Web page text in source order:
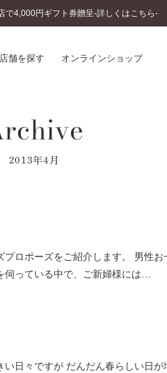
で4,000円ギフト券贈呈-詳しくはこちら-
店舗を探す オンラインショップ
婚約指輪とは
結婚指輪とは
セットリングとは
SWEET STORIES
ショップブログ
2013年4月
ロポーズをご紹介します。 男性お
伺っている中で、ご新婦様には…
日々ですが だんだん春らしい日が